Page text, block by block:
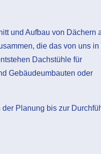
und Aufbau von Dächern
die das von uns in
Dachstühle für
Gebäudeumbauten oder
Planung bis zur